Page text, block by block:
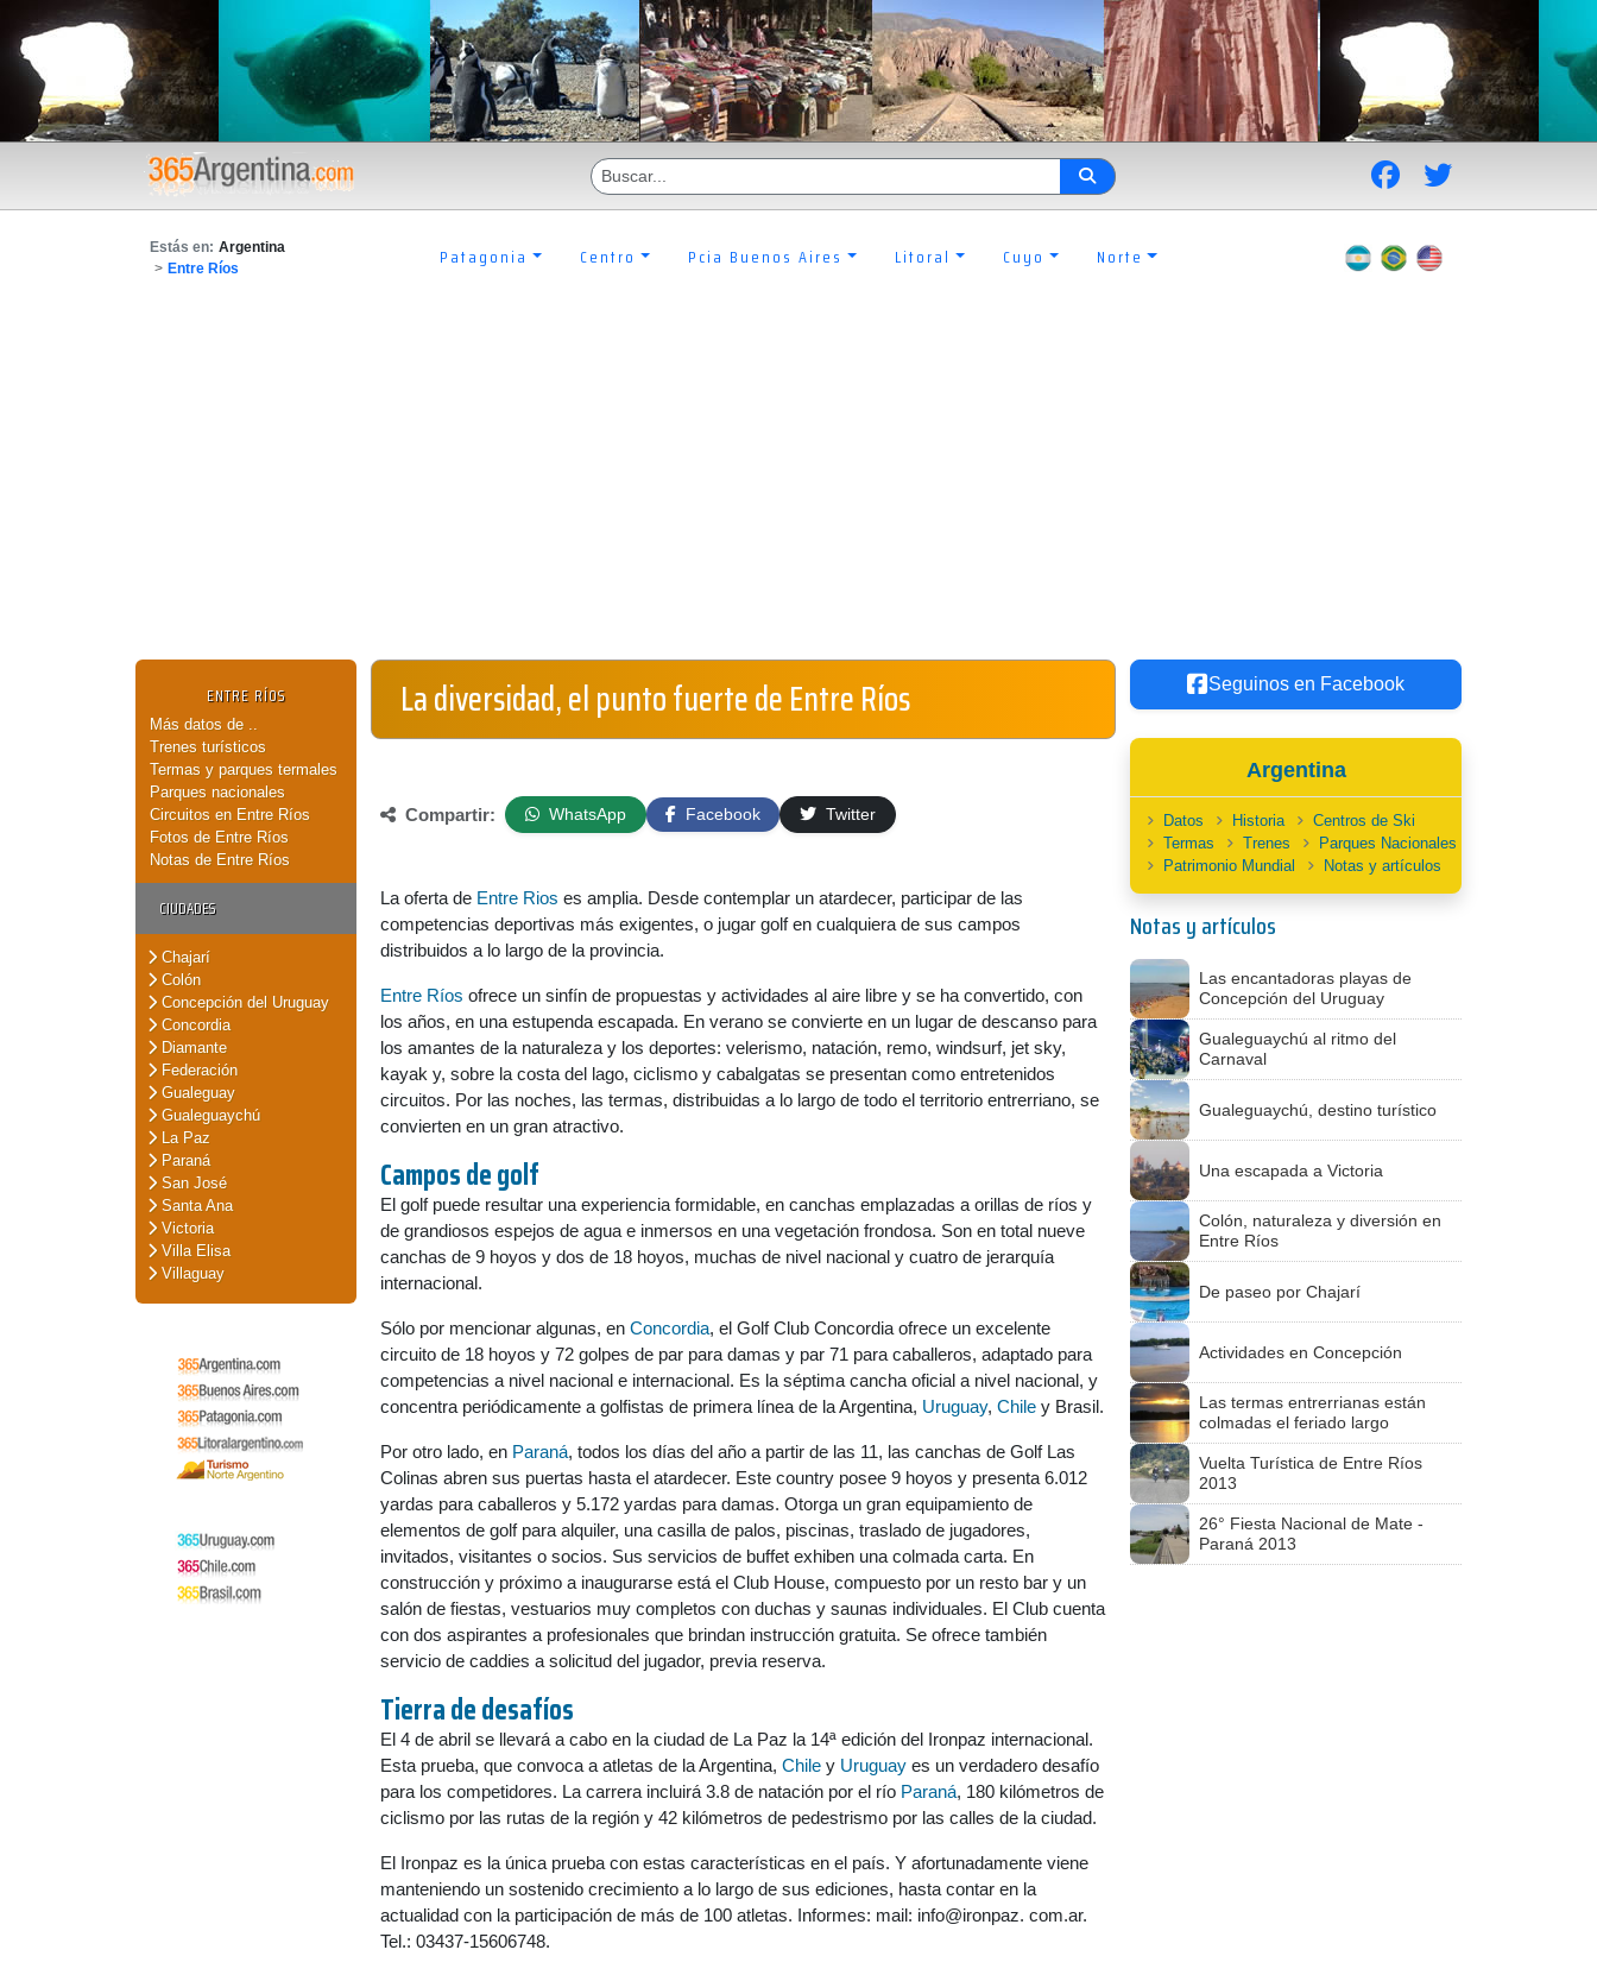
Estás en: Argentina
> Entre Ríos Patagonia Centro Pcia Buenos Aires Litoral Cuyo Norte
ENTRE RÍOS
Más datos de ..
Trenes turísticos
Termas y parques termales
Parques nacionales
Circuitos en Entre Ríos
Fotos de Entre Ríos
Notas de Entre Ríos
CIUDADES
Chajarí
Colón
Concepción del Uruguay
Concordia
Diamante
Federación
Gualeguay
Gualeguaychú
La Paz
Paraná
San José
Santa Ana
Victoria
Villa Elisa
Villaguay
La diversidad, el punto fuerte de Entre Ríos
Compartir: WhatsApp Facebook Twitter
La oferta de Entre Rios es amplia. Desde contemplar un atardecer, participar de las
competencias deportivas más exigentes, o jugar golf en cualquiera de sus campos
distribuidos a lo largo de la provincia.
Entre Ríos ofrece un sinfín de propuestas y actividades al aire libre y se ha convertido, con
los años, en una estupenda escapada. En verano se convierte en un lugar de descanso para
los amantes de la naturaleza y los deportes: velerismo, natación, remo, windsurf, jet sky,
kayak y, sobre la costa del lago, ciclismo y cabalgatas se presentan como entretenidos
circuitos. Por las noches, las termas, distribuidas a lo largo de todo el territorio entrerriano, se
convierten en un gran atractivo.
Campos de golf
El golf puede resultar una experiencia formidable, en canchas emplazadas a orillas de ríos y
de grandiosos espejos de agua e inmersos en una vegetación frondosa. Son en total nueve
canchas de 9 hoyos y dos de 18 hoyos, muchas de nivel nacional y cuatro de jerarquía
internacional.
Sólo por mencionar algunas, en Concordia, el Golf Club Concordia ofrece un excelente
circuito de 18 hoyos y 72 golpes de par para damas y par 71 para caballeros, adaptado para
competencias a nivel nacional e internacional. Es la séptima cancha oficial a nivel nacional, y
concentra periódicamente a golfistas de primera línea de la Argentina, Uruguay, Chile y Brasil.
Por otro lado, en Paraná, todos los días del año a partir de las 11, las canchas de Golf Las
Colinas abren sus puertas hasta el atardecer. Este country posee 9 hoyos y presenta 6.012
yardas para caballeros y 5.172 yardas para damas. Otorga un gran equipamiento de
elementos de golf para alquiler, una casilla de palos, piscinas, traslado de jugadores,
invitados, visitantes o socios. Sus servicios de buffet exhiben una colmada carta. En
construcción y próximo a inaugurarse está el Club House, compuesto por un resto bar y un
salón de fiestas, vestuarios muy completos con duchas y saunas individuales. El Club cuenta
con dos aspirantes a profesionales que brindan instrucción gratuita. Se ofrece también
servicio de caddies a solicitud del jugador, previa reserva.
Tierra de desafíos
El 4 de abril se llevará a cabo en la ciudad de La Paz la 14ª edición del Ironpaz internacional.
Esta prueba, que convoca a atletas de la Argentina, Chile y Uruguay es un verdadero desafío
para los competidores. La carrera incluirá 3.8 de natación por el río Paraná, 180 kilómetros de
ciclismo por las rutas de la región y 42 kilómetros de pedestrismo por las calles de la ciudad.
El Ironpaz es la única prueba con estas características en el país. Y afortunadamente viene
manteniendo un sostenido crecimiento a lo largo de sus ediciones, hasta contar en la
actualidad con la participación de más de 100 atletas. Informes: mail: info@ironpaz. com.ar.
Tel.: 03437-15606748.
Seguinos en Facebook
Argentina
Datos Historia
Centros de Ski
Termas
Trenes
Parques Nacionales
Patrimonio Mundial
Notas y artículos
Notas y artículos
Las encantadoras playas de
Concepción del Uruguay
Gualeguaychú al ritmo del
Carnaval
Gualeguaychú, destino turístico
Una escapada a Victoria
Colón, naturaleza y diversión en
Entre Ríos
De paseo por Chajarí
Actividades en Concepción
Las termas entrerrianas están
colmadas el feriado largo
Vuelta Turística de Entre Ríos
2013
26° Fiesta Nacional de Mate -
Paraná 2013